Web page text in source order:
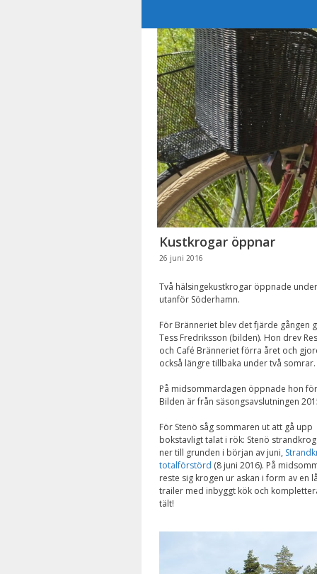
Kustkrogar öppnar
26 juni 2016
Två hälsingekustkrogar öppnade
utanför Söderhamn.
För Bränneriet blev det fjärde gången
Tess Fredriksson (bilden). Hon drev
och Café Bränneriet förra året och
också längre tillbaka under två somrar.
På midsommardagen öppnade hon
Bilden är från säsongsavslutningen
För Stenö såg sommaren ut att gå upp
bokstavligt talat i rök: Stenö
ner till grunden i början av juni,
totalförstörd (8 juni 2016). På
reste sig krogen ur askan i form av en
trailer med inbyggt kök och
tält!